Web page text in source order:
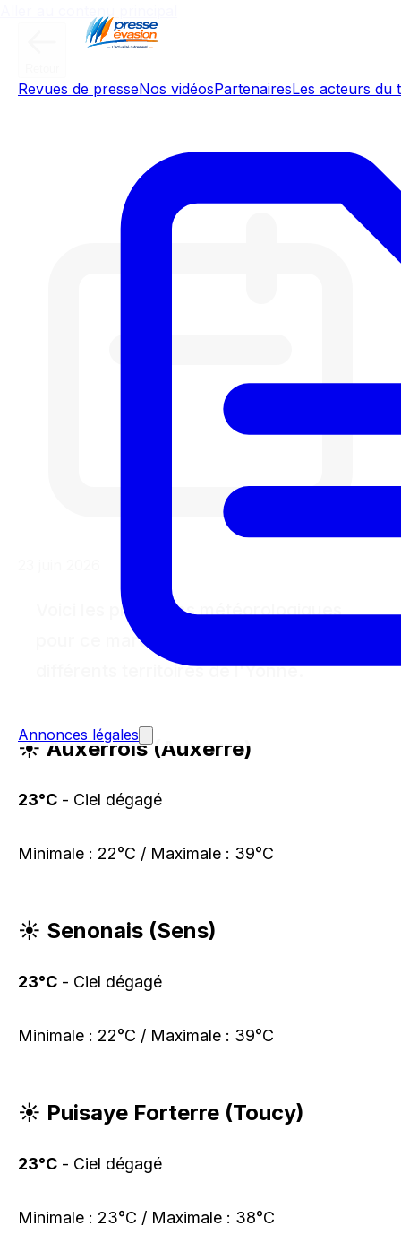
Revues de presseNos vidéosPartenairesLes acteurs du
Annonces légales
Voici les prévisions météorologiques
pour ce mardi 23 juin 2026 dans les
différents territoires de l'Yonne.
☀️ Auxerrois (Auxerre)
23°C - Ciel dégagé
Minimale : 22°C / Maximale : 39°C
☀️ Senonais (Sens)
23°C - Ciel dégagé
Minimale : 22°C / Maximale : 39°C
☀️ Puisaye Forterre (Toucy)
23°C - Ciel dégagé
Minimale : 23°C / Maximale : 38°C